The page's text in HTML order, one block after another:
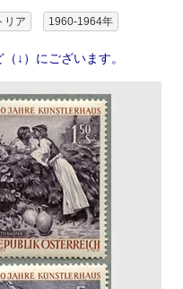
リア 1960-1964年
↓）にございます。